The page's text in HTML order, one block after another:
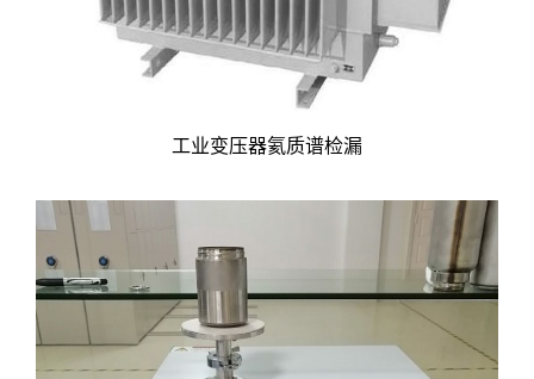
工业变压器氦质谱检漏